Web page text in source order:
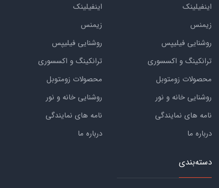
اینفیلینک
زیمنس
روشنایی فیلیپس
ترانکینگ و اکسسوری
محصولات زومتوبل
روشنایی خانه و نور
نامه های نمایندگی
درباره ما
اینفیلینک
زیمنس
روشنایی فیلیپس
ترانکینگ و اکسسوری
محصولات زومتوبل
روشنایی خانه و نور
نامه های نمایندگی
درباره ما
دسته‌بندی